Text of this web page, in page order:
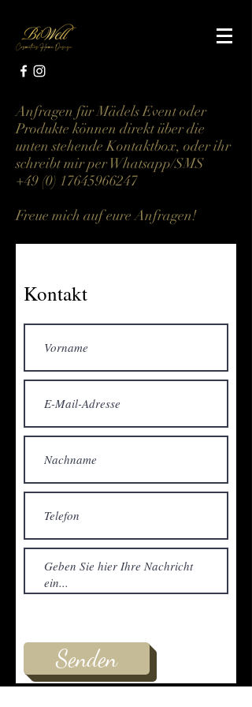
Anfragen für Mädels Event oder
Produkte können direkt über die
unten stehende Kontaktbox, oder ihr
schreibt mir per Whatsapp/SMS
+49 (0) 17645966247
Freue mich auf eure Anfragen!
Kontakt
Senden